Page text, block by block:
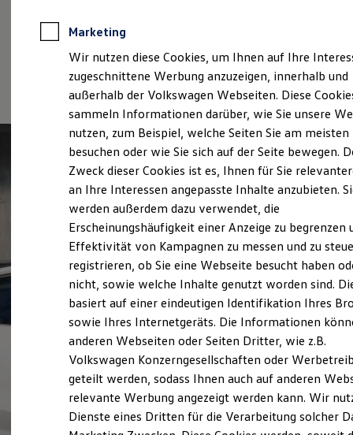
Anpfiff zum Gewinn
Elektroautos
ID. Tutorials
Elektrofahrzeugkonzepte
Reichweite
Reichweite der ID. Modelle
Reichweite im Winter
Laden
Laden unterwegs
Laden Zuhause
Ladezeitensimulator
Batterie
Sicherheit
Garantie und Lebensdauer
Nachhaltigkeit
Technologie
Kosten und Kauf
Verbrauchskosten
Kaufoptionen
E-Auto-Förderung
Software und Konnektivität
Die ID. Software 6
ID. Software Versionen und Updates
Digitale Extras
Schnittstellen zu Ihrem ID.
Impressum & Rechtliches )
Marketing
Wir nutzen diese Cookies, um Ihnen auf Ihre
zugeschnittene Werbung anzuzeigen, innerhalb und
außerhalb der Volkswagen Webseiten. Diese
sammeln Informationen darüber, wie Sie unsere
nutzen, zum Beispiel, welche Seiten Sie am meisten
besuchen oder wie Sie sich auf der Seite bewegen.
Zweck dieser Cookies ist es, Ihnen für Sie
an Ihre Interessen angepasste Inhalte anzubieten.
werden außerdem dazu verwendet, die
Erscheinungshäufigkeit einer Anzeige zu begrenzen
Effektivität von Kampagnen zu messen und zu
registrieren, ob Sie eine Webseite besucht haben
nicht, sowie welche Inhalte genutzt worden sind.
basiert auf einer eindeutigen Identifikation Ihres
sowie Ihres Internetgeräts. Die Informationen
anderen Webseiten oder Seiten Dritter, wie z.B.
Volkswagen Konzerngesellschaften oder
geteilt werden, sodass Ihnen auch auf anderen
relevante Werbung angezeigt werden kann. Wir
Dienste eines Dritten für die Verarbeitung solcher